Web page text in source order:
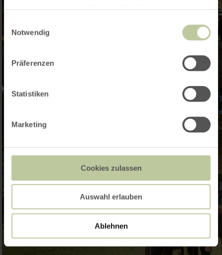
Notwendig
Präferenzen
Statistiken
Marketing
Cookies zulassen
Auswahl erlauben
Ablehnen